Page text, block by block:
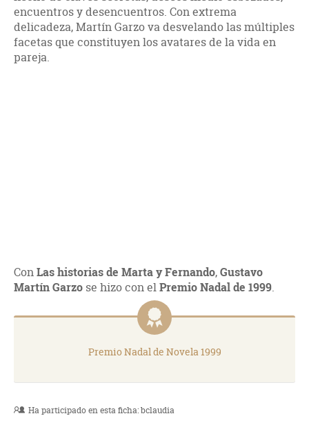
encuentros y desencuentros. Con extrema
delicadeza, Martín Garzo va desvelando las múltiples
facetas que constituyen los avatares de la vida en
pareja.
ConLas historias de Marta y Fernando,Gustavo
Martín Garzo se hizo con elPremio Nadal de 1999.
Premio Nadal de Novela 1999
Ha participado en esta ficha:bclaudia